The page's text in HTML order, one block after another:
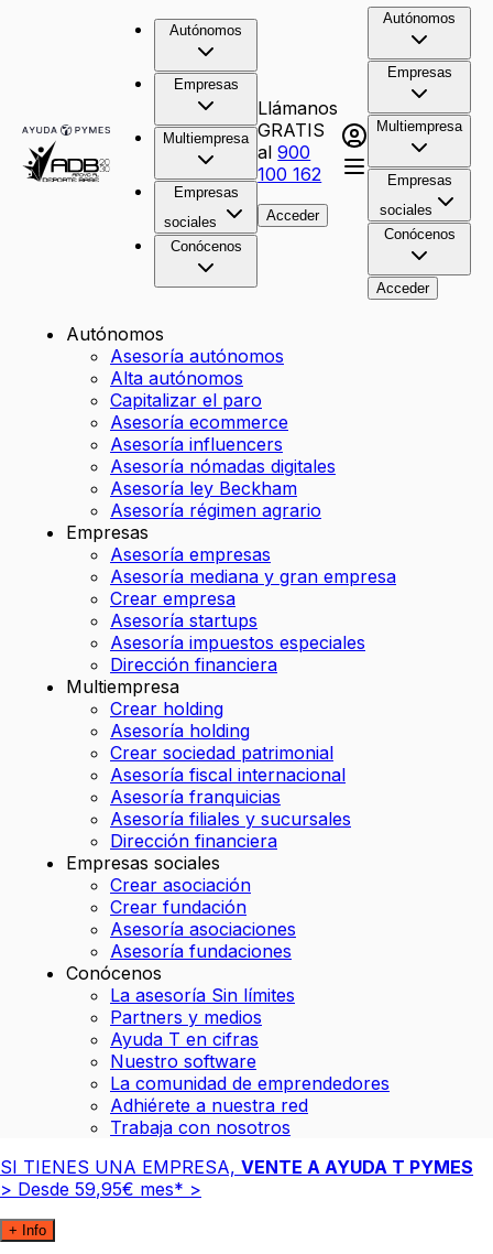
Autónomos
Empresas
Multiempresa
Empresas
sociales
Conócenos
Llámanos
GRATIS
al900
100 162
Acceder
Autónomos
Empresas
Multiempresa
Empresas
sociales
Conócenos
Acceder
Autónomos
Asesoría autónomos
Alta autónomos
Capitalizar el paro
Asesoría ecommerce
Asesoría influencers
Asesoría nómadas digitales
Asesoría ley Beckham
Asesoría régimen agrario
Empresas
Asesoría empresas
Asesoría mediana y gran empresa
Crear empresa
Asesoría startups
Asesoría impuestos especiales
Dirección financiera
Multiempresa
Crear holding
Asesoría holding
Crear sociedad patrimonial
Asesoría fiscal internacional
Asesoría franquicias
Asesoría filiales y sucursales
Dirección financiera
Empresas sociales
Crear asociación
Crear fundación
Asesoría asociaciones
Asesoría fundaciones
Conócenos
La asesoría Sin límites
Partners y medios
Ayuda T en cifras
Nuestro software
La comunidad de emprendedores
Adhiérete a nuestra red
Trabaja con nosotros
SI TIENES UNA EMPRESA, VENTE A AYUDA T PYMES
> Desde 59,95€ mes* >
+ Info